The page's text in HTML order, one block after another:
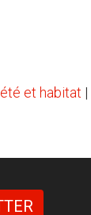
et habitat |